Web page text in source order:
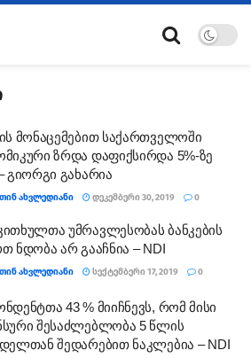
მონაცემებით საქართველოში
ზრდა დაფიქსირდა 5%-ზე
გიორგი გახარია
ᲐᲮᲕᲚᲔᲓᲘᲐᲜᲘ ᲓᲔᲙᲔᲛᲑᲔᲠᲘ 30, 2019 0
უმრავლესობას ბანკების
ნდობა არ გააჩნია – NDI
ᲐᲮᲕᲚᲔᲓᲘᲐᲜᲘ ᲡᲔᲥᲢᲔᲛᲑᲔᲠᲘ 17, 2019 0
43 % მიიჩნევს, რომ მისი
შესაძლებლობა 5 წლის
შედარებით ნაკლებია – NDI